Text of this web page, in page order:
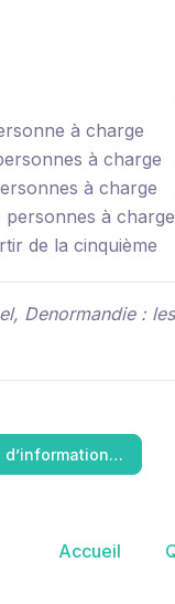
à charge
à charge
à charge
à charge
de la cinquième
Denormandie :
d’information…
Accueil